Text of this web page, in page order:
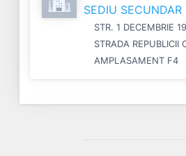
SEDIU
STR. 1 DECEMBRIE
STRADA REPUBLICII
AMPLASAMENT F4